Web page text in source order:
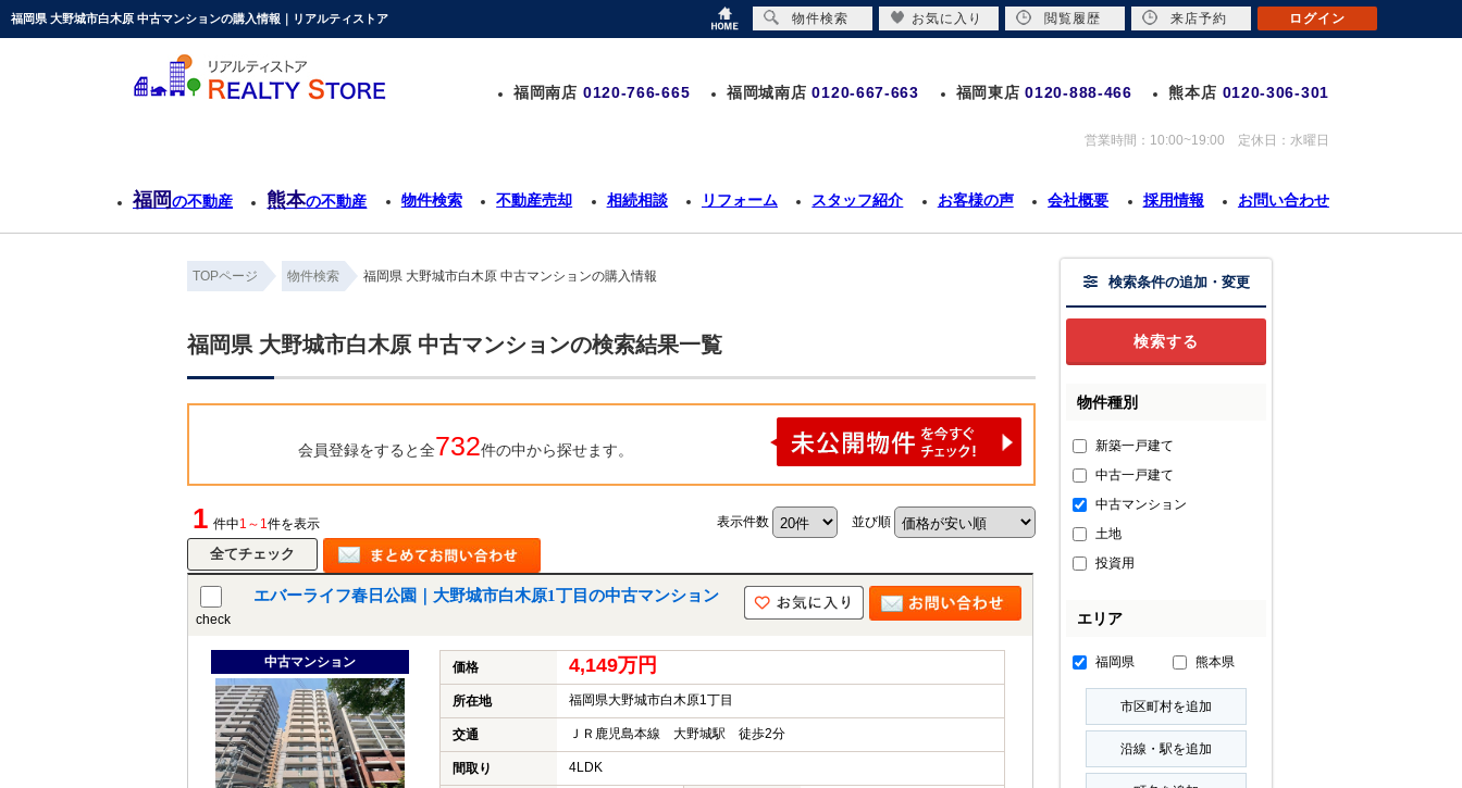
福岡県 大野城市白木原 中古マンションの購入情報｜リアルティストア
福岡南店 0120-766-665 福岡城南店 0120-667-663 福岡東店 0120-888-466 熊本店 0120-306-301
営業時間：10:00~19:00 定休日：水曜日
福岡の不動産 熊本の不動産 物件検索 不動産売却 相続相談 リフォーム スタッフ紹介 お客様の声 会社概要 採用情報 お問い合わせ
TOPページ 物件検索 福岡県 大野城市白木原 中古マンションの購入情報
福岡県 大野城市白木原 中古マンションの検索結果一覧
会員登録をすると全732件の中から探せます。
1 件中1～1件を表示 表示件数 並び順
check
エバーライフ春日公園｜大野城市白木原1丁目の中古マンション
中古マンション 価格 4,149万円
所在地 福岡県大野城市白木原1丁目
交通 ＪＲ鹿児島本線 大野城駅 徒歩2分
間取り 4LDK
検索条件の追加・変更
物件種別
新築一戸建て
中古一戸建て
中古マンション
土地
投資用
エリア
福岡県 熊本県
物件検索 お気に入り 閲覧履歴 来店予約 ログイン